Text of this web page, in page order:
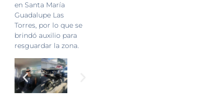
en Santa María
Guadalupe Las
Torres, por lo que se
brindó auxilio para
resguardar la zona.